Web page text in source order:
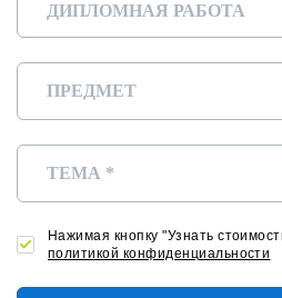
ДИПЛОМНАЯ РАБОТА
Нажимая кнопку "Узнать
политикой конфиденциальности